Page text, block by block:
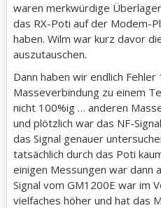
waren merkwürdige
das RX-Poti auf der Modem-
haben. Wilm war kurz davor
auszutauschen.
Dann haben wir endlich
Masseverbindung zu einem
nicht 100%ig … anderen
und plötzlich war das NF-
das Signal genauer
tatsächlich durch das Poti
einigen Messungen war dann
Signal vom GM1200E war im
vielfaches höher und hat das